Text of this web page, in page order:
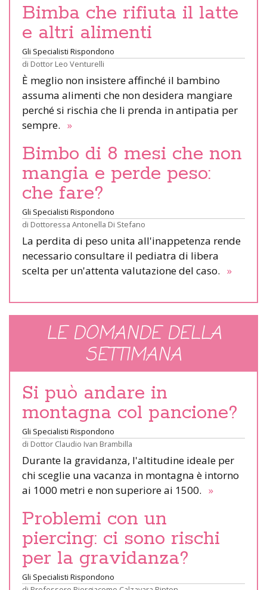
Bimba che rifiuta il latte
e altri alimenti
Gli Specialisti Rispondono
di Dottor Leo Venturelli
È meglio non insistere affinché il bambino
assuma alimenti che non desidera mangiare
perché si rischia che li prenda in antipatia per
sempre. »
Bimbo di 8 mesi che non
mangia e perde peso:
che fare?
Gli Specialisti Rispondono
di Dottoressa Antonella Di Stefano
La perdita di peso unita all'inappetenza rende
necessario consultare il pediatra di libera
scelta per un'attenta valutazione del caso. »
LE DOMANDE DELLA
SETTIMANA
Si può andare in
montagna col pancione?
Gli Specialisti Rispondono
di Dottor Claudio Ivan Brambilla
Durante la gravidanza, l'altitudine ideale per
chi sceglie una vacanza in montagna è intorno
ai 1000 metri e non superiore ai 1500. »
Problemi con un
piercing: ci sono rischi
per la gravidanza?
Gli Specialisti Rispondono